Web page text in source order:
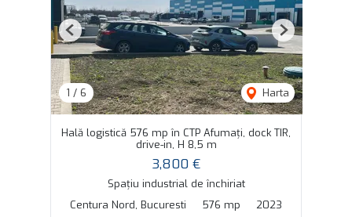
1 / 6 Harta
Previous Next
Hală logistică 576 mp în CTP Afumați, dock TIR,
drive-in, H 8,5 m
3,800 €
Spațiu industrial de închiriat
Centura Nord, Bucuresti
576 mp 2023